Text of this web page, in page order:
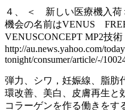
４、 ＜ 新しい医療機入荷
機会の名前はVENUS
VENUSCONCEPT MP2技術
http://au.news.yahoo.com/
tonight/consumer/article/-/
弾力、シワ，妊娠線、脂肪
環改善、美白、皮膚再生と
コラーゲンを作る働きをす